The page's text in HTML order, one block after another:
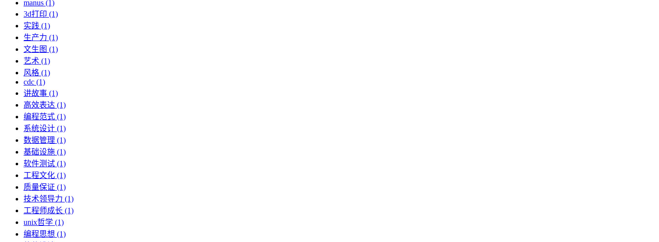
manus (1)
3d打印 (1)
实践 (1)
生产力 (1)
文生图 (1)
艺术 (1)
风格 (1)
cdc (1)
讲故事 (1)
高效表达 (1)
编程范式 (1)
系统设计 (1)
数据管理 (1)
基础设施 (1)
软件测试 (1)
工程文化 (1)
质量保证 (1)
技术领导力 (1)
工程师成长 (1)
unix哲学 (1)
编程思想 (1)